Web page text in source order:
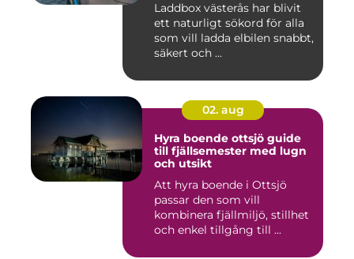
Laddbox västerås har blivit
ett naturligt sökord för alla
som vill ladda elbilen snabbt,
säkert och ...
02. aug
Hyra boende ottsjö guide
till fjällsemester med lugn
och utsikt
Att hyra boende i Ottsjö
passar den som vill
kombinera fjällmiljö, stillhet
och enkel tillgång till ...